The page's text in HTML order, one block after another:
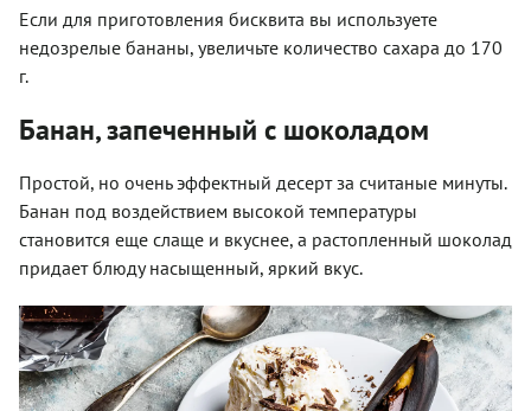
Если для приготовления бисквита вы используете
недозрелые бананы, увеличьте количество сахара до 170
г.
Банан, запеченный с шоколадом
Простой, но очень эффектный десерт за считаные минуты.
Банан под воздействием высокой температуры
становится еще слаще и вкуснее, а растопленный шоколад
придает блюду насыщенный, яркий вкус.